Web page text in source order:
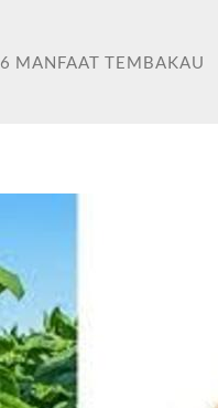
6 MANFAAT TEMBAKAU